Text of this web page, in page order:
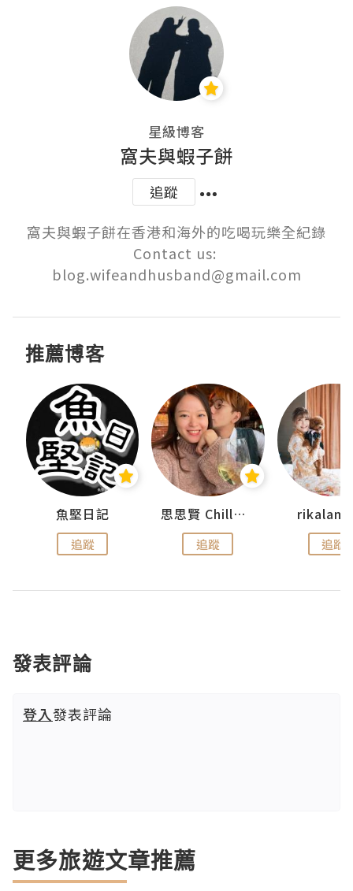
星級博客
窩夫與蝦子餅
追蹤
窩夫與蝦子餅在香港和海外的吃喝玩樂全紀錄
Contact us:
blog.wifeandhusband@gmail.com
推薦博客
魚堅日記
追蹤
思思賢 ChillMyBabe
追蹤 追蹤
發表評論
登入發表評論
更多旅遊文章推薦